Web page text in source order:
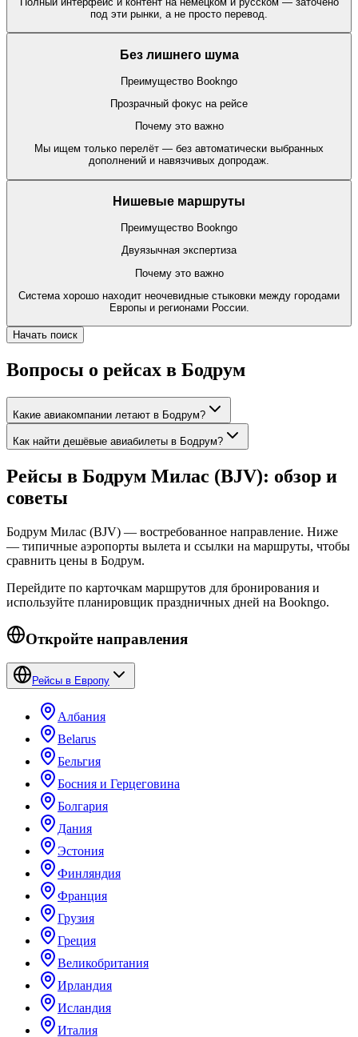
под эти рынки, а не просто перевод.
Без лишнего шума
Преимущество Bookngo
Прозрачный фокус на рейсе
Почему это важно
Мы ищем только перелёт — без автоматически выбранных
дополнений и навязчивых допродаж.
Нишевые маршруты
Преимущество Bookngo
Двуязычная экспертиза
Почему это важно
Система хорошо находит неочевидные стыковки между городами
Европы и регионами России.
Начать поиск
Вопросы о рейсах в Бодрум
Какие авиакомпании летают в Бодрум?
Как найти дешёвые авиабилеты в Бодрум?
Рейсы в Бодрум Милас (BJV): обзор и
советы
Бодрум Милас (BJV) — востребованное направление. Ниже
— типичные аэропорты вылета и ссылки на маршруты, чтобы
сравнить цены в Бодрум.
Перейдите по карточкам маршрутов для бронирования и
используйте планировщик праздничных дней на Bookngo.
Откройте направления
Рейсы в Европу
Албания
Belarus
Бельгия
Босния и Герцеговина
Болгария
Дания
Эстония
Финляндия
Франция
Грузия
Греция
Великобритания
Ирландия
Исландия
Италия